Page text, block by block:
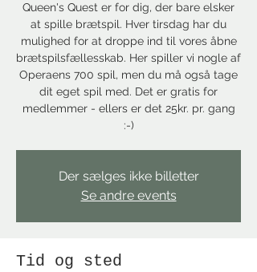
Queen's Quest er for dig, der bare elsker
at spille brætspil. Hver tirsdag har du
mulighed for at droppe ind til vores åbne
brætspilsfællesskab. Her spiller vi nogle af
Operaens 700 spil, men du må også tage
dit eget spil med. Det er gratis for
medlemmer - ellers er det 25kr. pr. gang
:-)
Der sælges ikke billetter
Se andre events
Tid og sted